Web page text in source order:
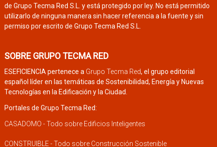
de Grupo Tecma Red S.L. y está protegido por ley. No está permitido
utilizarlo de ninguna manera sin hacer referencia a la fuente y sin
permiso por escrito de Grupo Tecma Red S.L.
SOBRE GRUPO TECMA RED
ESEFICIENCIA pertenece a Grupo Tecma Red, el grupo editorial
español líder en las temáticas de Sostenibilidad, Energía y Nuevas
Tecnologías en la Edificación y la Ciudad.
Portales de Grupo Tecma Red:
CASADOMO - Todo sobre Edificios Inteligentes
CONSTRUIBLE - Todo sobre Construcción Sostenible